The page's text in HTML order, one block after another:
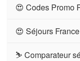
😍 Codes Promo
😍 Séjours France
⛷ Comparateur